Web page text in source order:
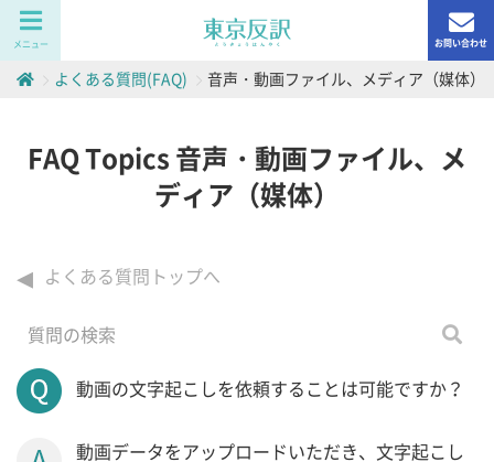
メニュー お問い合わせ
よくある質問(FAQ) 音声・動画ファイル、メディア（媒体）
FAQ Topics 音声・動画ファイル、メ
ディア（媒体）
よくある質問トップへ
動画の文字起こしを依頼することは可能ですか？
動画データをアップロードいただき、文字起こし